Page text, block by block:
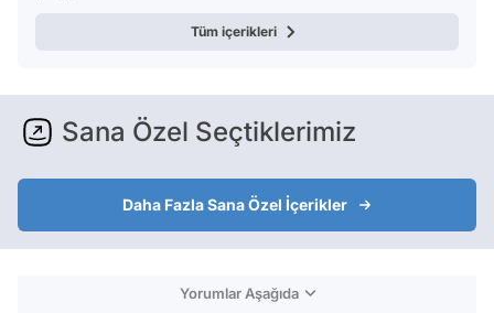
Tüm içerikleri
Sana Özel Seçtiklerimiz
Daha Fazla Sana Özel İçerikler
Yorumlar Aşağıda